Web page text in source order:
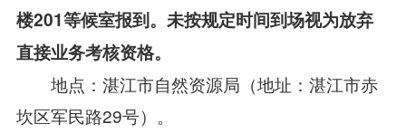
楼201等候室报到。 未按规定时间到场视为放弃
直接业务考核资格。
地点：湛江市自然资源局（地址：湛江市赤
坎区军民路29号）。